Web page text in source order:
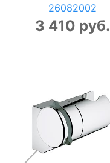
26082002
3 410 руб.